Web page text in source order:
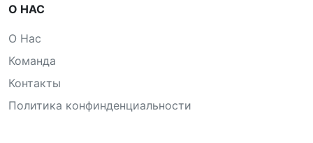
О НАС
О Нас
Команда
Контакты
Политика конфинденциальности